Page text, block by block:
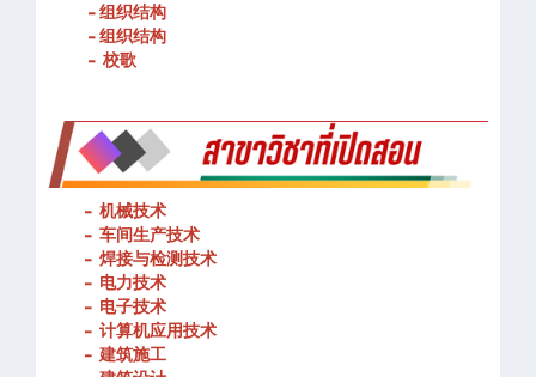
- 春武里技术学院的宗旨和理念
- 组织结构
- 组织结构
- 机械技术
- 车间生产技术
- 焊接与检测技术
- 电力技术
- 电子技术
-计算机应用技术